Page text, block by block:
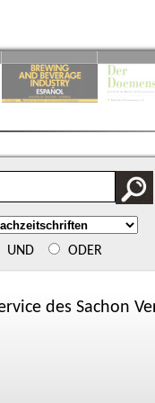
UND ODER
des Sachon